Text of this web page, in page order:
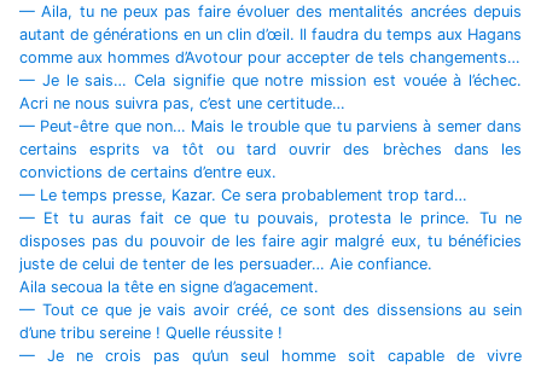
— Aila, tu ne peux pas faire évoluer des mentalités ancrées depuis
autant de générations en un clin d’œil. Il faudra du temps aux Hagans
comme aux hommes d’Avotour pour accepter de tels changements…
— Je le sais… Cela signifie que notre mission est vouée à l’échec.
Acri ne nous suivra pas, c’est une certitude…
— Peut-être que non… Mais le trouble que tu parviens à semer dans
certains esprits va tôt ou tard ouvrir des brèches dans les
convictions de certains d’entre eux.
— Le temps presse, Kazar. Ce sera probablement trop tard…
— Et tu auras fait ce que tu pouvais, protesta le prince. Tu ne
disposes pas du pouvoir de les faire agir malgré eux, tu bénéficies
juste de celui de tenter de les persuader… Aie confiance.
Aila secoua la tête en signe d’agacement.
— Tout ce que je vais avoir créé, ce sont des dissensions au sein
d’une tribu sereine ! Quelle réussite !
— Je ne crois pas qu’un seul homme soit capable de vivre